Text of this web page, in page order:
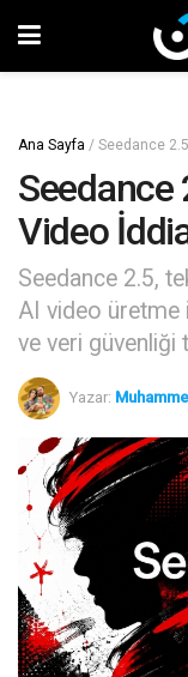
Ana Sayfa / Seedance
Seedance
Video
Seedance 2.5,
AI video üretme
ve veri güvenliği
Yazar: